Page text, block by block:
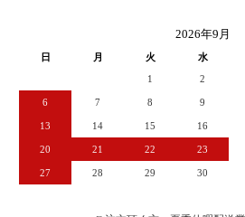
2026年9月
日 月 火 水
1
2
6 7 8 9
13 14 15 16
20 21 22 23
27 28 29 30